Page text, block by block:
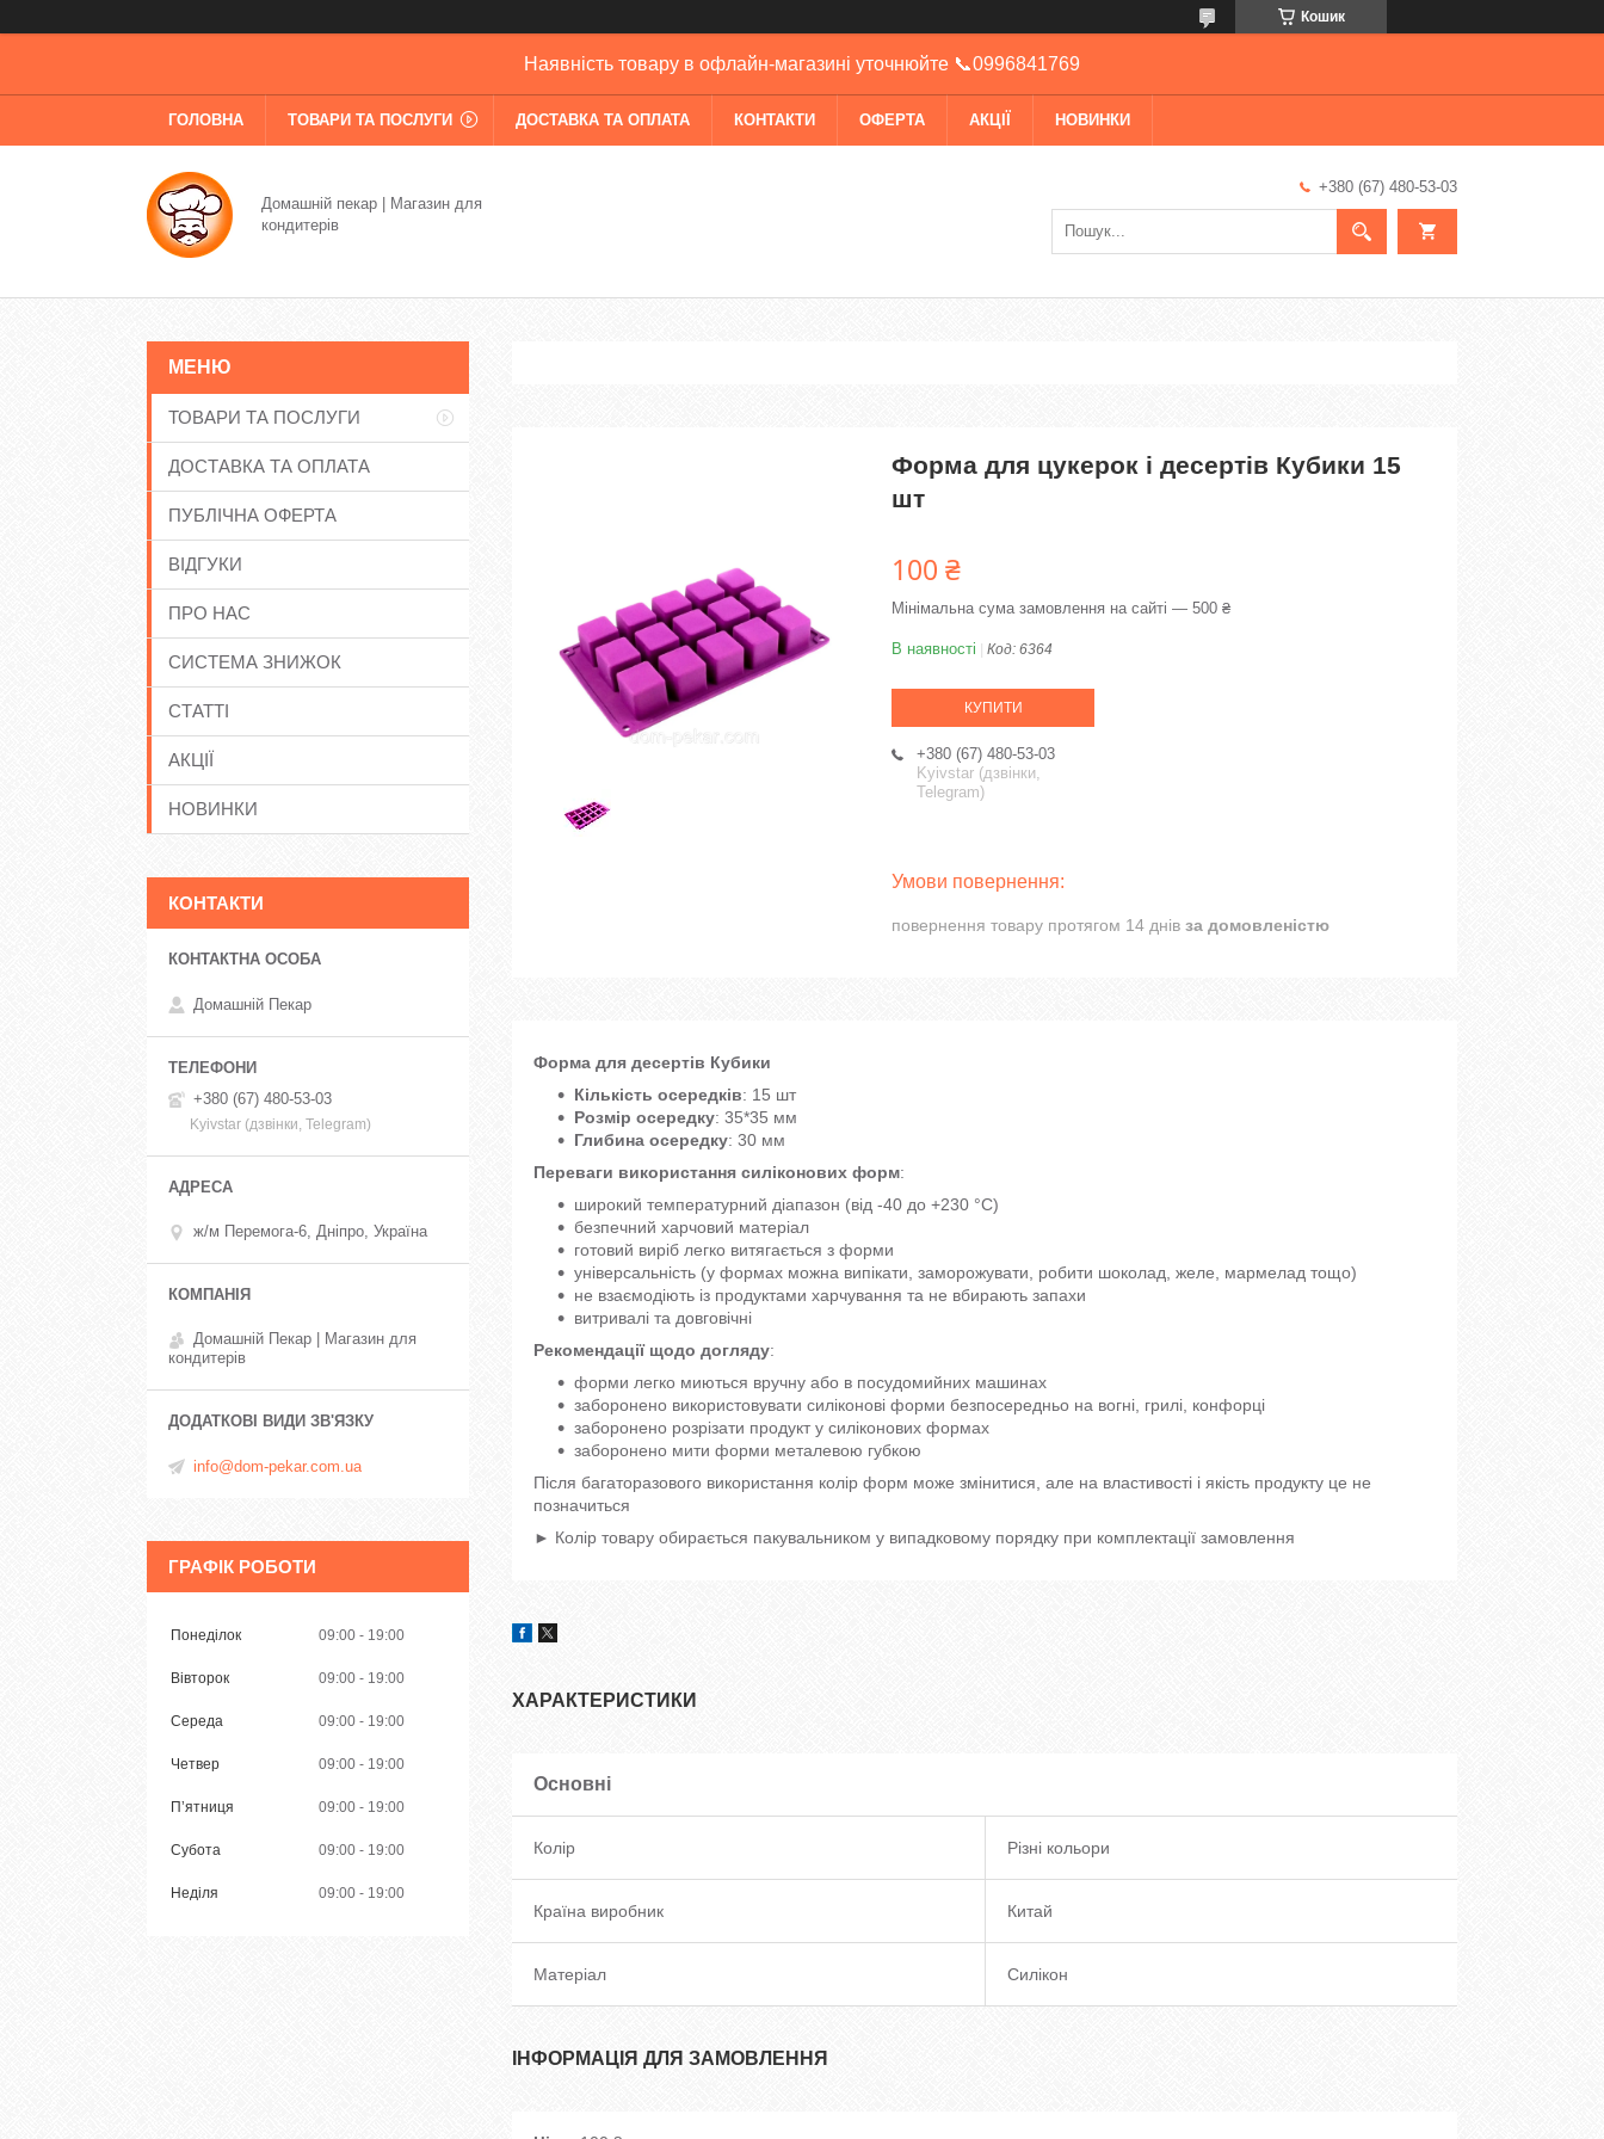
Кошик
Наявність товару в офлайн-магазині уточнюйте 📞0996841769
ГОЛОВНА ТОВАРИ ТА ПОСЛУГИ ДОСТАВКА ТА ОПЛАТА КОНТАКТИ ОФЕРТА АКЦІЇ НОВИНКИ
Домашній пекар | Магазин для
кондитерів
+380 (67) 480-53-03
Форма для цукерок і десертів Кубики 15
шт
100 ₴
Мінімальна сума замовлення на сайті — 500 ₴
В наявності Код: 6364
КУПИТИ
+380 (67) 480-53-03
Kyivstar (дзвінки,
Telegram)
повернення товару протягом 14 днів за домовленістю
Форма для десертів Кубики
Кількість осередків: 15 шт
Розмір осередку: 35*35 мм
Глибина осередку: 30 мм
Переваги використання силіконових форм:
широкий температурний діапазон (від -40 до +230 °C)
безпечний харчовий матеріал
готовий виріб легко витягається з форми
універсальність (у формах можна випікати, заморожувати, робити шоколад, желе, мармелад тощо)
не взаємодіють із продуктами харчування та не вбирають запахи
витривалі та довговічні
Рекомендації щодо догляду:
форми легко миються вручну або в посудомийних машинах
заборонено використовувати силіконові форми безпосередньо на вогні, грилі, конфорці
заборонено розрізати продукт у силіконових формах
заборонено мити форми металевою губкою
Після багаторазового використання колір форм може змінитися, але на властивості і якість продукту це не
позначиться
► Колір товару обирається пакувальником у випадковому порядку при комплектації замовлення
ХАРАКТЕРИСТИКИ
Основні
Колір Різні кольори
Країна виробник Китай
Матеріал Силікон
ІНФОРМАЦІЯ ДЛЯ ЗАМОВЛЕННЯ
ТОВАРИ ТА ПОСЛУГИ
ДОСТАВКА ТА ОПЛАТА
ПУБЛІЧНА ОФЕРТА
ВІДГУКИ
ПРО НАС
СИСТЕМА ЗНИЖОК
СТАТТІ
АКЦІЇ
НОВИНКИ
КОНТАКТИ
Домашній Пекар
+380 (67) 480-53-03
Kyivstar (дзвінки, Telegram)
ж/м Перемога-6, Дніпро, Україна
Домашній Пекар | Магазин для
кондитерів
info@dom-pekar.com.ua
ГРАФІК РОБОТИ
Понеділок 09:00 19:00
Вівторок 09:00 19:00
Середа 09:00 19:00
Четвер 09:00 19:00
Пʼятниця 09:00 19:00
Субота 09:00 19:00
Неділя 09:00 19:00